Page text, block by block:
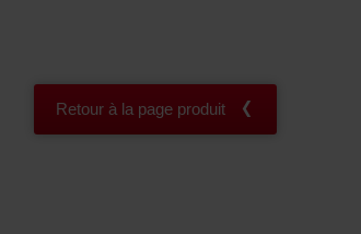
Retour à la page produit